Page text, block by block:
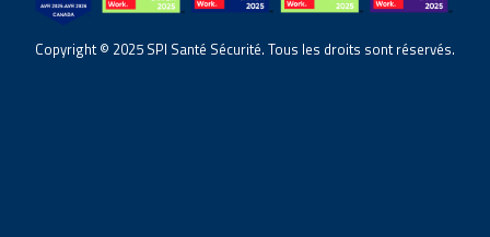
Copyright © 2025 SPI Santé Sécurité. Tous les droits sont réservés.